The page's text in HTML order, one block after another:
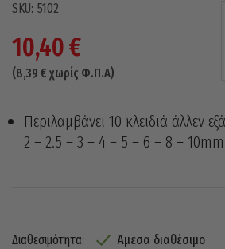
5102
10,40€
(8,39 € χωρίς Φ.Π.Α)
Περιλαμβάνει 10 κλειδιά άλλεν
2 – 2.5 – 3 – 4 – 5 – 6 – 8 – 10mm
Διαθεσιμότητα: Άμεσα διαθέσιμο